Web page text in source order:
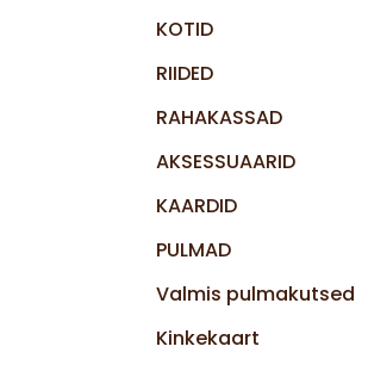
KOTID
RIIDED
RAHAKASSAD
AKSESSUAARID
KAARDID
PULMAD
Valmis pulmakutsed
Kinkekaart